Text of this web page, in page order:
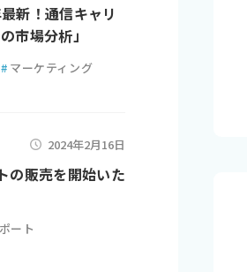
新！通信キャリ
市場分析」
# マーケティング
2024年2月16日
の販売を開始いた
ート